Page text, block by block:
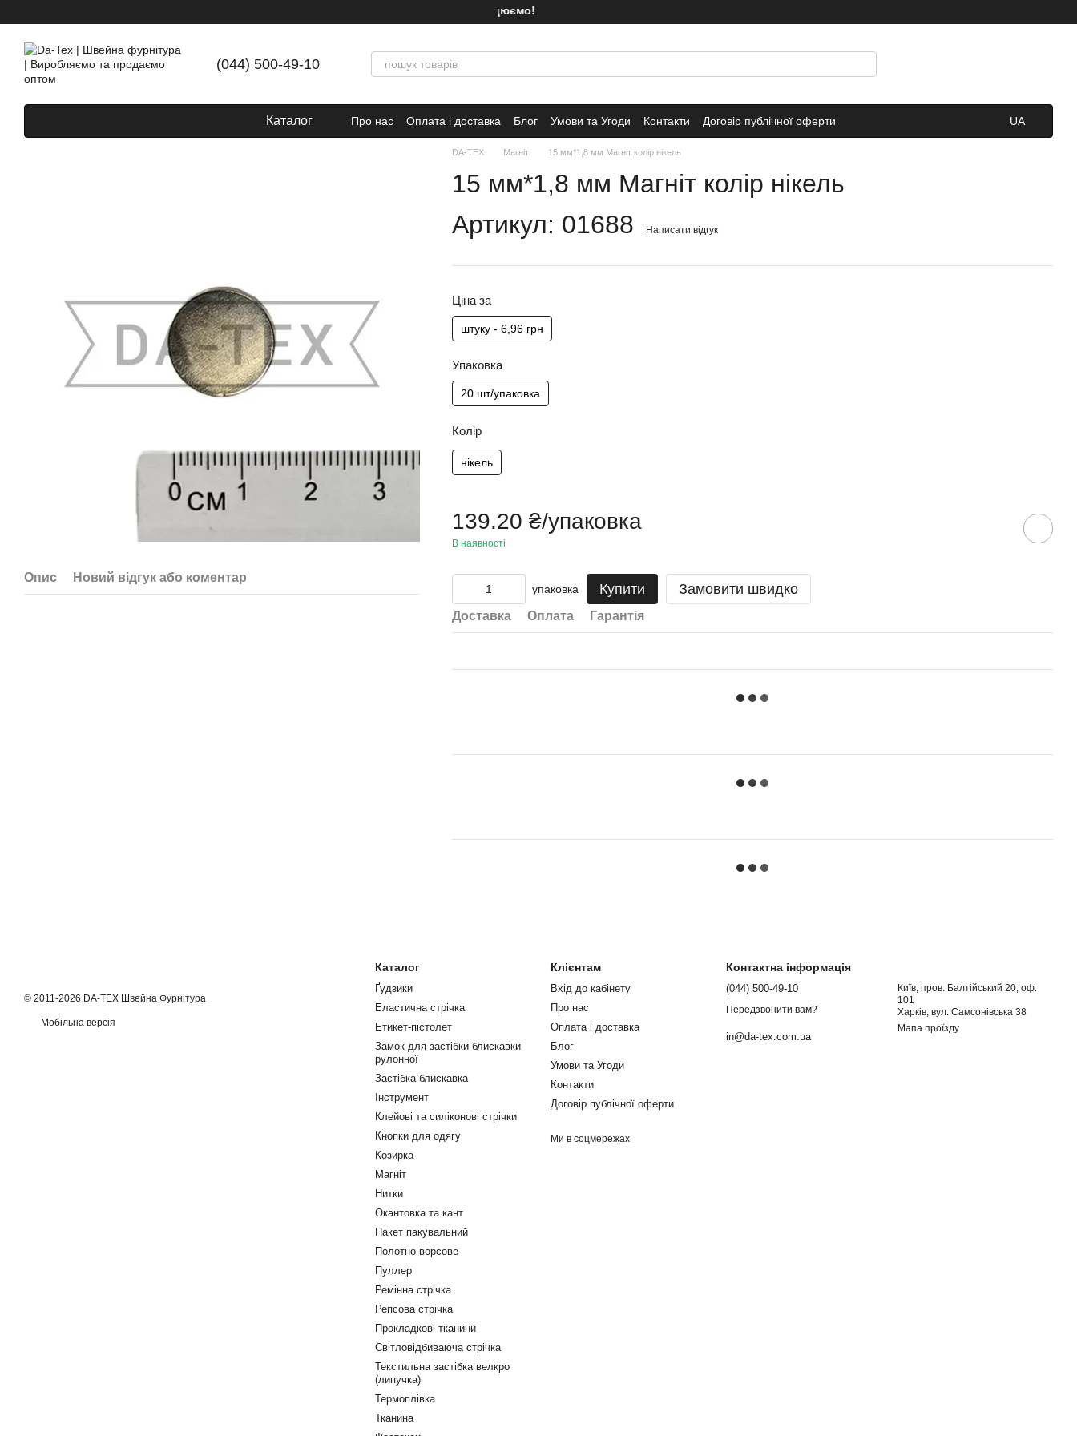
Ми працюємо!
(044) 500-49-10
Каталог Про нас Оплата і доставка Блог Умови та Угоди Контакти Договір публічної оферти UA
Опис Новий відгук або коментар
DA-TEX Магніт 15 мм*1,8 мм Магніт колір нікель
15 мм*1,8 мм Магніт колір нікель
Артикул: 01688
Написати відгук
Ціна за
штуку - 6,96 грн
Упаковка
20 шт/упаковка
Колір
нікель
139.20 ₴/упаковка
В наявності
упаковка Купити Замовити швидко
Доставка Оплата Гарантія
© 2011-2026 DA-TEX Швейна Фурнітура
Мобільна версія
Каталог
Ґудзики
Еластична стрічка
Етикет-пістолет
Замок для застібки блискавки
рулонної
Застібка-блискавка
Інструмент
Клейові та силіконові стрічки
Кнопки для одягу
Козирка
Магніт
Нитки
Окантовка та кант
Пакет пакувальний
Полотно ворсове
Пуллер
Ремінна стрічка
Репсова стрічка
Прокладкові тканини
Світловідбиваюча стрічка
Текстильна застібка велкро
(липучка)
Термоплівка
Тканина
Клієнтам
Вхід до кабінету
Про нас
Оплата і доставка
Блог
Умови та Угоди
Контакти
Договір публічної оферти
Ми в соцмережах
Контактна інформація
(044) 500-49-10
Передзвонити вам?
in@da-tex.com.ua
Київ, пров. Балтійський 20, оф.
101
Харків, вул. Самсонівська 38
Мапа проїзду